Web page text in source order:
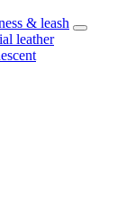
& leash
leather